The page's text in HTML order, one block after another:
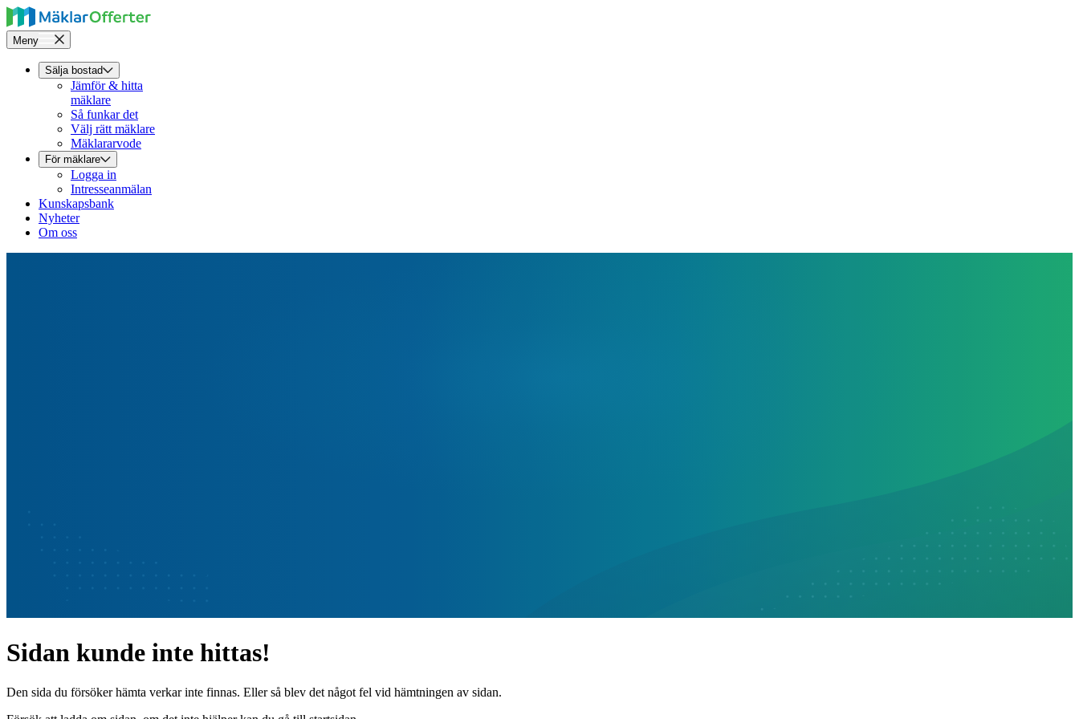
Meny
Sälja bostad
Jämför & hitta
mäklare
Så funkar det
Välj rätt mäklare
Mäklararvode
För mäklare
Logga in
Intresseanmälan
Kunskapsbank
Nyheter
Om oss
Sidan kunde inte hittas!
Den sida du försöker hämta verkar inte finnas. Eller så blev det något fel vid hämtningen av sidan.